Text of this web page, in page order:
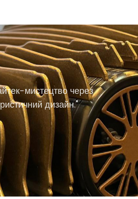
мистецтво через
дизайн."